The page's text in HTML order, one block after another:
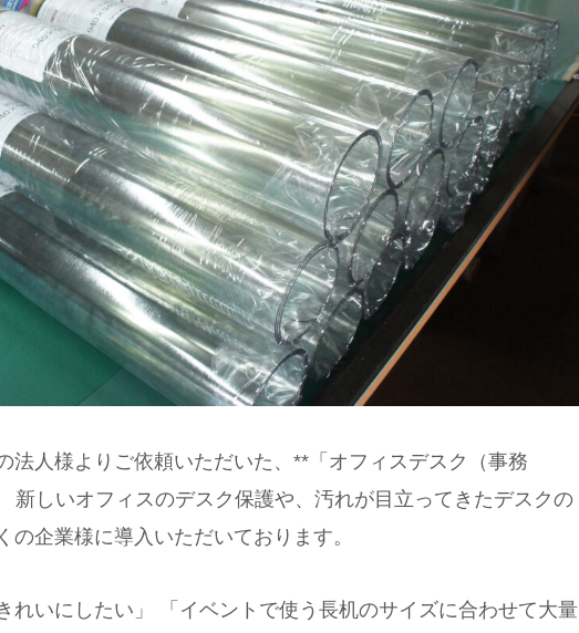
法人様よりご依頼いただいた、**「オフィスデスク（事務
新しいオフィスのデスク保護や、汚れが目立ってきたデスクの
の企業様に導入いただいております。
れいにしたい」 「イベントで使う長机のサイズに合わせて大量